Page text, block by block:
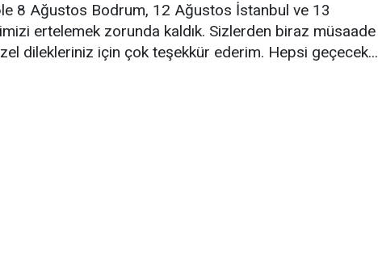
8 Ağustos Bodrum, 12 Ağustos İstanbul ve 13
ertelemek zorunda kaldık. Sizlerden biraz müsaade
dilekleriniz için çok teşekkür ederim. Hepsi geçecek...